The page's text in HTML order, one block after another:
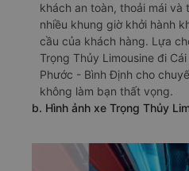
khách an toàn, thoải mái
nhiều khung giờ khởi hành
cầu của khách hàng. Lựa
Trọng Thủy Limousine đi
Phước - Bình Định cho
không làm bạn thất vọng.
b. Hình ảnh xe Trọng Thủy